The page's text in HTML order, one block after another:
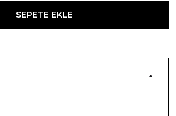
SEPETE EKLE